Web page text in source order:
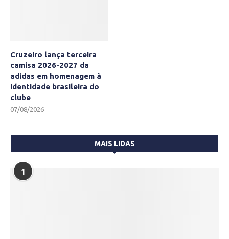
Cruzeiro lança terceira
camisa 2026-2027 da
adidas em homenagem à
identidade brasileira do
clube
07/08/2026
MAIS LIDAS
1